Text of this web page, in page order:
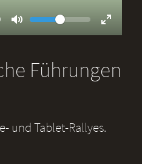
Mute
Volume
Fullscreen
Führungen
und Tablet-Rallyes.